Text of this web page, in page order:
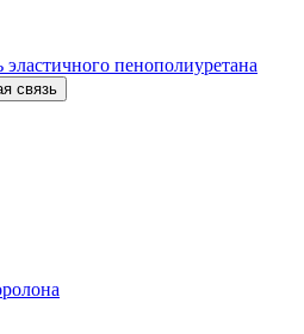
пенополиуретана
связь